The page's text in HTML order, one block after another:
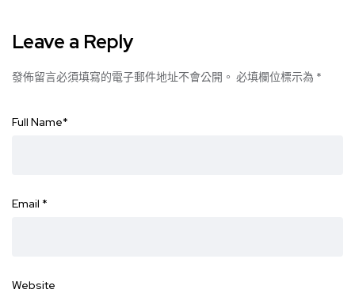
Leave a Reply
發佈留言必須填寫的電子郵件地址不會公開。 必填欄位標示為 *
Full Name*
Email *
Website